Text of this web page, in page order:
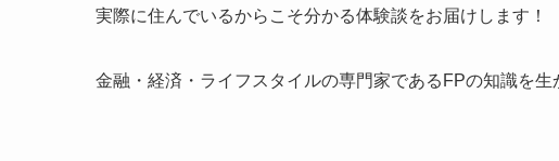
実際に住んでいるからこそ分かる体験談をお届けします！
金融・経済・ライフスタイルの専門家であるFPの知識を生